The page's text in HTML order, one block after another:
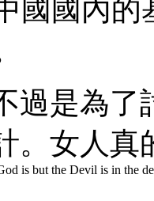
國國內
過是為了
。女人真
is but the Devil is in the